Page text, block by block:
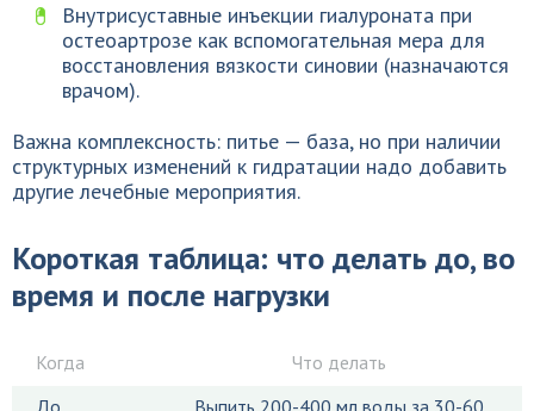
Внутрисуставные инъекции гиалуроната при
остеоартрозе как вспомогательная мера для
восстановления вязкости синовии (назначаются
врачом).
Важна комплексность: питье — база, но при наличии
структурных изменений к гидратации надо добавить
другие лечебные мероприятия.
Короткая таблица: что делать до, во
время и после нагрузки
Когда
Что делать
До
Выпить 200-400 мл воды за 30-60